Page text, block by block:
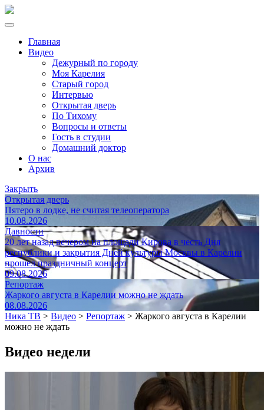
Главная
Видео
Дежурный по городу
Моя Карелия
Старый город
Интервью
Открытая дверь
По Тихому
Вопросы и ответы
Гость в студии
Домашний доктор
О нас
Архив
Закрыть
Открытая дверь
Пятеро в лодке, не считая телеоператора
10.08.2026
Давности
20 лет назад вечером на площади Кирова в честь Дня
республики и закрытия Дней культуры Москвы в Карелии
прошел праздничный концерт
09.08.2026
Репортаж
Жаркого августа в Карелии можно не ждать
08.08.2026
Ника ТВ > Видео > Репортаж > Жаркого августа в Карелии
можно не ждать
Видео недели